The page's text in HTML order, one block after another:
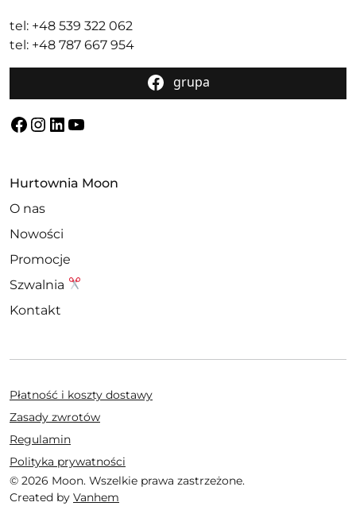
tel: +48 539 322 062
tel: +48 787 667 954
grupa
Facebook
Instagram
LinkedIn
YouTube
Hurtownia Moon
O nas
Nowości
Promocje
Szwalnia
Kontakt
© 2026 Moon. Wszelkie prawa zastrzeżone.
Created by Vanhem
Płatność i koszty dostawy
Zasady zwrotów
Regulamin
Polityka prywatności